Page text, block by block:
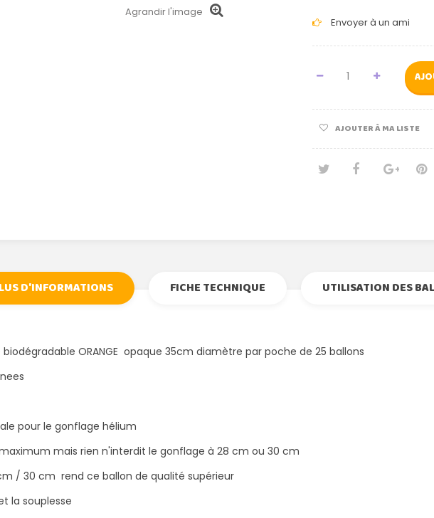
Agrandir l'image
Envoyer à un ami
AJOUTER À MA LISTE
D'INFORMATIONS FICHE TECHNIQUE UTILISATION DES
ORANGE opaque 35cm diamètre par poche de 25 ballons
pour le gonflage hélium
mais rien n'interdit le gonflage à 28 cm ou 30 cm
/ 30 cm rend ce ballon de qualité supérieur
la souplesse